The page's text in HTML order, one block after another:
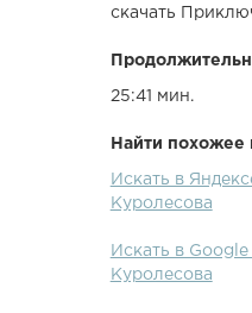
Хочешь узнать
скачать
25:41 мин.
Найти похожее
Искать в
Куролесова
Искать в
Куролесова